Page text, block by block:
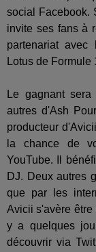
social Facebook.
invite ses fans à
partenariat
Lotus de Formule
Le gagnant
autres d'Ash
producteur
la chance de
YouTube. Il
DJ. Deux autres
que par les
Avicii s'avère être
y a quelques
découvrir via